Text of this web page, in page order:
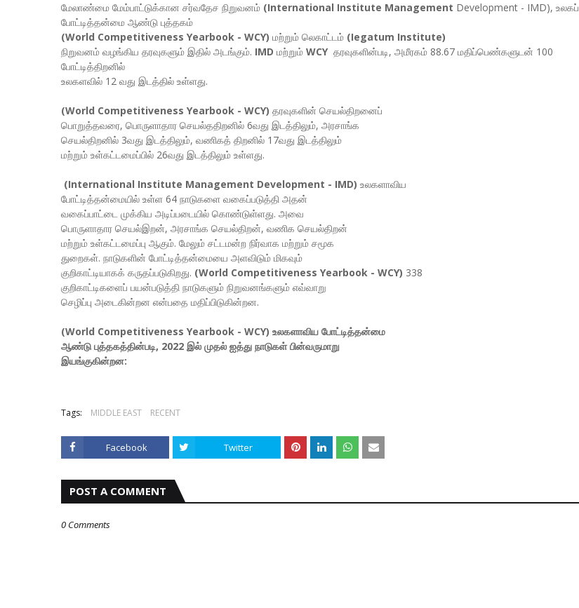
மேலாண்மை மேம்பாட்டுக்கான சர்வதேச நிறுவனம்‌ (International Institute Management Development - IMD), உலகப்‌
போட்டித்தன்மை ஆண்டு புத்தகம்‌
(World Competitiveness Yearbook - WCY) மற்றும்‌ லெகாட்டம்‌ (Iegatum Institute)
நிறுவனம்‌ வழங்கிய தரவுகளும்‌ இதில்‌ அடங்கும்‌. IMD மற்றும்‌ WCY தரவுகளின்படி, அமீரகம்‌ 88.67 மதிப்பெண்களுடன்‌ 100
போட்டித்திறனில்‌
உலகளவில்‌ 12 வது இடத்தில்‌ உள்ளது.
(World Competitiveness Yearbook - WCY) தரவுகளின்‌ செயல்‌திறனைப்‌
பொறுத்தவரை, பொருளாதார செயல்ததிறனில்‌ 6வது இடத்திலும்‌, அரசாங்க
செயல்திறனில்‌ 3வது இடத்திலும்‌, வணிகத்‌ திறனில்‌ 17வது இடத்திலும்‌
மற்றும்‌ உள்கட்டமைப்பில்‌ 26வது இடத்திலும்‌ உள்ளது.
(International Institute Management Development - IMD) உலகளாவிய
போட்டித்தன்மையில்‌ உள்ள 64 நாடுகளை வகைப்படுத்தி அதன்‌
வகைப்பாட்டை முக்கிய அடிப்படையில்‌ கொண்டுள்ளது. அவை
பொருளாதார செயல்இறன்‌, அரசாங்க செயல்‌திறன்‌, வணிக செயல்திறன்‌
மற்றும்‌ உள்கட்டமைப்பு ஆகும்‌. மேலும்‌ சட்டமன்ற நிர்வாக மற்றும்‌ சமூக
துறைகள்‌. நாடுகளின்‌ போட்டித்தன்மையை அளவிடும்‌ மிகவும்‌
குறிகாட்டியாகக்‌ கருதப்படுகிறது. (World Competitiveness Yearbook - WCY) 338
குறிகாட்டிகளைப்‌ பயன்படுத்தி நாடுகளும்‌ நிறுவனங்களும்‌ எவ்வாறு
செழிப்பு அடைகின்றன என்பதை மதிப்பிடுகின்றன.
(World Competitiveness Yearbook - WCY) உலகளாவிய போட்டித்தன்மை
ஆண்டு புத்தகத்தின்படி, 2022 இல்‌ முதல்‌ ஐத்து நாடுகள்‌ பின்வருமாறு
இயங்குகின்றன:
Tags: MIDDLE EAST RECENT
Facebook Twitter
POST A COMMENT
0 Comments